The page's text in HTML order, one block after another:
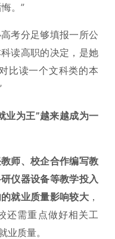
。”
考分足够填报一所公
读高职的决定，是她
比读一个文科类的本
业为王”越来越成为一
师、校企合作编写教
仪器设备等教学投入
就业质量影响较大 ，
还需重点做好相关工
业质量。